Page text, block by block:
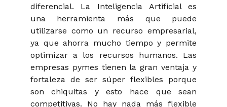
diferencial. La Inteligencia Artificial es
una herramienta más que puede
utilizarse como un recurso empresarial,
ya que ahorra mucho tiempo y permite
optimizar a los recursos humanos. Las
empresas pymes tienen la gran ventaja y
fortaleza de ser súper flexibles porque
son chiquitas y esto hace que sean
competitivas. No hay nada más flexible